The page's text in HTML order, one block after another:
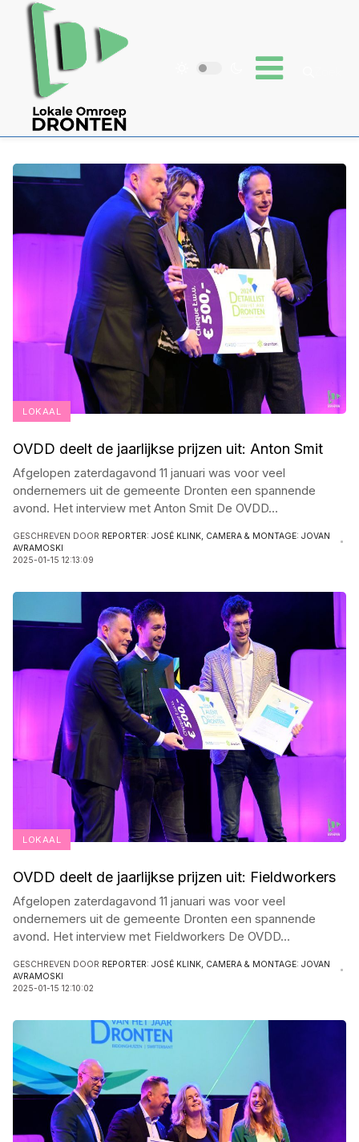
LOKAAL
OVDD deelt de jaarlijkse prijzen uit: Anton Smit
Afgelopen zaterdagavond 11 januari was voor veel
ondernemers uit de gemeente Dronten een spannende
avond. Het interview met Anton Smit De OVDD...
GESCHREVEN DOOR REPORTER: JOSÉ KLINK, CAMERA & MONTAGE: JOVAN
AVRAMOSKI
2025-01-15 12:13:09
LOKAAL
OVDD deelt de jaarlijkse prijzen uit: Fieldworkers
Afgelopen zaterdagavond 11 januari was voor veel
ondernemers uit de gemeente Dronten een spannende
avond. Het interview met Fieldworkers De OVDD...
GESCHREVEN DOOR REPORTER: JOSÉ KLINK, CAMERA & MONTAGE: JOVAN
AVRAMOSKI
2025-01-15 12:10:02